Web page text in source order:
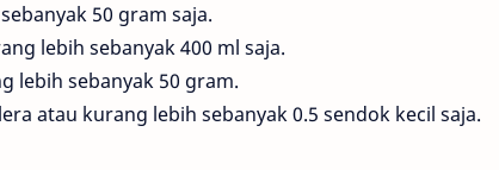
50 gram saja.
lebih sebanyak 400 ml saja.
lebih sebanyak 50 gram.
atau kurang lebih sebanyak 0.5 sendok kecil saja.